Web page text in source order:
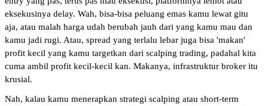
eksekusinya delay. Wah, bisa-bisa peluang emas kamu lewat gitu
aja, atau malah harga udah berubah jauh dari yang kamu mau dan
kamu jadi rugi. Atau, spread yang terlalu lebar juga bisa 'makan'
profit kecil yang kamu targetkan dari scalping trading, padahal kita
cuma ambil profit kecil-kecil kan. Makanya, infrastruktur broker itu
krusial.
Nah, kalau kamu menerapkan strategi scalping atau short-term